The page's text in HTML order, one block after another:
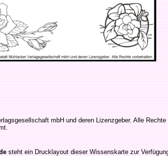
mbH und deren Lizenzgeber. Alle Rechte
steht ein Drucklayout dieser Wissenskarte zur